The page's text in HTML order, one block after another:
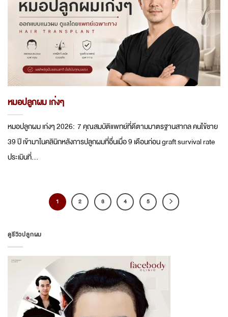
ดูรีวิวปลูกผม
หมอปลูกผม เก่งๆ
หมอปลูกผม เก่งๆ 2026: 7 คุณสมบัติแพทย์ที่ดีตามมาตรฐานสากล คนไข้ชาย
39 ปี เข้ามาในคลินิกหลังการปลูกผมที่อื่นเมื่อ 9 เดือนก่อน graft survival rate
ประเมินที่...
1 2 3 4 5